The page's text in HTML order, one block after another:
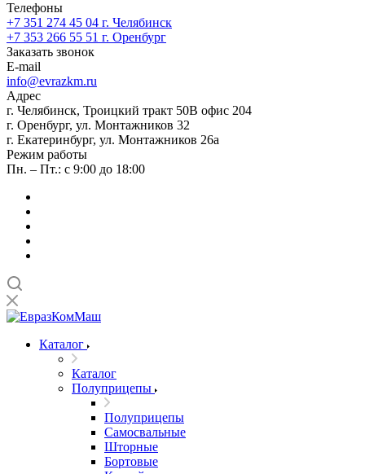
Телефоны
+7 351 274 45 04 г. Челябинск
+7 353 266 55 51 г. Оренбург
Заказать звонок
E-mail
info@evrazkm.ru
Адрес
г. Челябинск, Троицкий тракт 50В офис 204
г. Оренбург, ул. Монтажников 32
г. Екатеринбург, ул. Монтажников 26а
Режим работы
Пн. – Пт.: с 9:00 до 18:00
Каталог
Каталог
Полуприцепы
Полуприцепы
Самосвальные
Шторные
Бортовые